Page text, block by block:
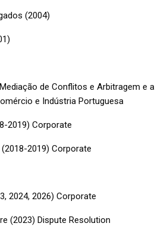
(2004)
de Conflitos e Arbitragem e a
e Indústria Portuguesa
2019) Corporate
2019) Corporate
2024, 2026) Corporate
(2023) Dispute Resolution